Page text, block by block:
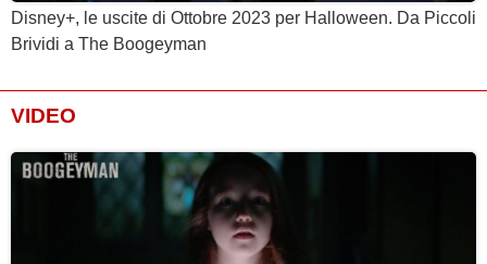
Disney+, le uscite di Ottobre 2023 per Halloween. Da Piccoli
Brividi a The Boogeyman
VIDEO